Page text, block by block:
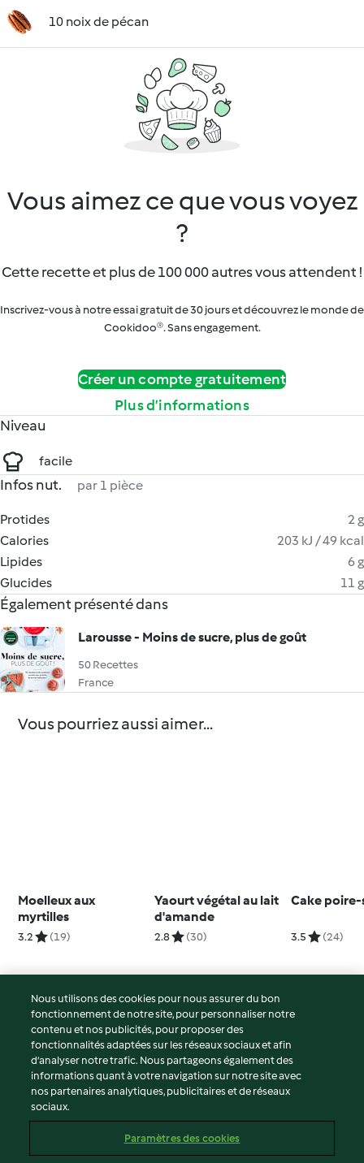
10 noix de pécan
Vous aimez ce que vous voyez
?
Cette recette et plus de 100 000 autres vous attendent !
Inscrivez-vous à notre essai gratuit de 30 jours et découvrez le monde de
Cookidoo®. Sans engagement.
Créer un compte gratuitement
Plus d’informations
Niveau
facile
Infos nut. par 1 pièce
Protides
2 g
Calories
203 kJ / 49 kcal
Lipides
6 g
Glucides
11 g
Également présenté dans
Larousse - Moins de sucre, plus de goût
50 Recettes
France
Vous pourriez aussi aimer...
Moelleux aux
myrtilles
3.2 (19)
Yaourt végétal au lait
d'amande
2.8 (30)
Cake
3.5 (24)
© Copyright 2026
Conditions d'utilisation
Politique de confidentialité
Non-responsabilité
Mentions légales
Contenu du rapport
Nous utilisons des cookies pour nous assurer du bon
fonctionnement de notre site, pour personnaliser notre
contenu et nos publicités, pour proposer des
fonctionnalités adaptées sur les réseaux sociaux et afin
d’analyser notre trafic. Nous partageons également des
informations quant à votre navigation sur notre site avec
nos partenaires analytiques, publicitaires et de réseaux
sociaux.
Paramètres des cookies